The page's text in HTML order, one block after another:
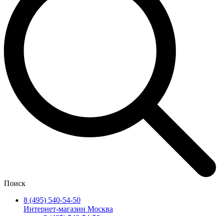
Поиск
8 (495) 540-54-50
Интернет-магазин Москва